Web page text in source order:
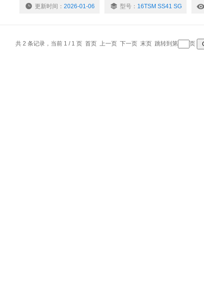
更新时间： 2026-01-06 型号： 16TSM SS41 SG
共 2 条记录，当前 1 / 1 页 首页 上一页 下一页 末页 跳转到第 页